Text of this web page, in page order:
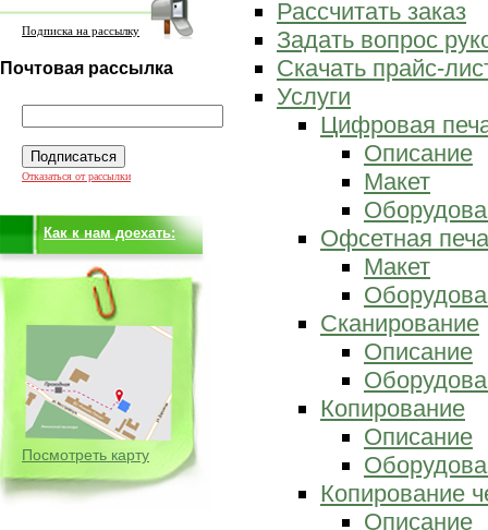
Подписка на рассылку
Почтовая рассылка
Отказаться от рассылки
Как к нам доехать:
Посмотреть карту
Рассчитать заказ
Задать вопрос
Скачать прайс-
Услуги
Цифровая
Описание
Макет
Офсетная
Макет
Сканирование
Описание
Копирование
Описание
Копирование
Описание